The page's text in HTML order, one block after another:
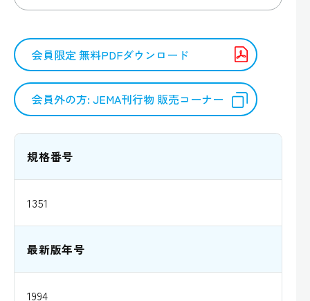
会員限定 無料PDFダウンロード
会員外の方: JEMA刊行物 販売コーナー
規格番号
1351
最新版年号
1994